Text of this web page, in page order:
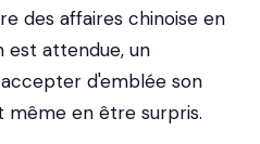
des affaires chinoise en
est attendue, un
d'emblée son
même en être surpris.